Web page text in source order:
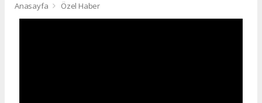
Anasayfa Özel Haber